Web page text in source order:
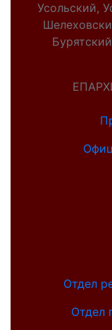
Усольский,
Отдел
Отдел